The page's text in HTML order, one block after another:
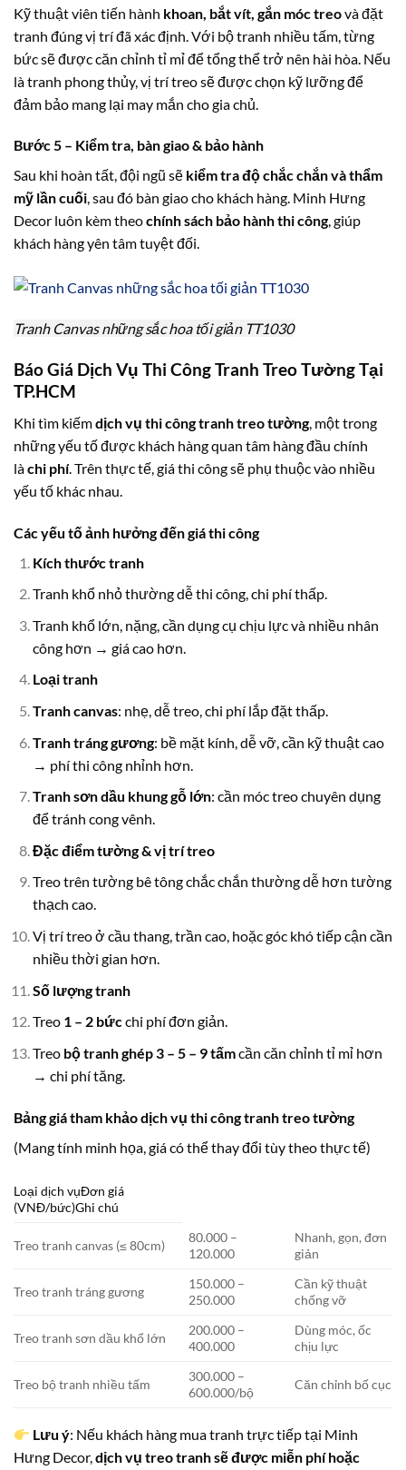
Kỹ thuật viên tiến hành khoan, bắt vít, gắn móc treovà đặt
tranh đúng vị trí đã xác định. Với bộ tranh nhiều tấm, từng
bức sẽ được căn chỉnh tỉ mỉ để tổng thể trở nên hài hòa. Nếu
là tranh phong thủy, vị trí treo sẽ được chọn kỹ lưỡng để
đảm bảo mang lại may mắn cho gia chủ.
Bước 5 – Kiểm tra, bàn giao & bảo hành
Sau khi hoàn tất, đội ngũ sẽ kiểm tra độ chắc chắn và thẩm
mỹ lần cuối, sau đó bàn giao cho khách hàng. Minh Hưng
Decor luôn kèm theochính sách bảo hành thi công, giúp
khách hàng yên tâm tuyệt đối.
Tranh Canvas những sắc hoa tối giản TT1030
Báo Giá Dịch Vụ Thi Công Tranh Treo Tường Tại
TP.HCM
Khi tìm kiếmdịch vụ thi công tranh treo tường, một trong
những yếu tố được khách hàng quan tâm hàng đầu chính
làchi phí. Trên thực tế, giá thi công sẽ phụ thuộc vào nhiều
yếu tố khác nhau.
Các yếu tố ảnh hưởng đến giá thi công
Kích thước tranh
Tranh khổ nhỏ thường dễ thi công, chi phí thấp.
Tranh khổ lớn, nặng, cần dụng cụ chịu lực và nhiều nhân
công hơn → giá cao hơn.
Loại tranh
Tranh canvas: nhẹ, dễ treo, chi phí lắp đặt thấp.
Tranh tráng gương: bề mặt kính, dễ vỡ, cần kỹ thuật cao
→ phí thi công nhỉnh hơn.
Tranh sơn dầu khung gỗ lớn: cần móc treo chuyên dụng
để tránh cong vênh.
Đặc điểm tường & vị trí treo
Treo trên tường bê tông chắc chắn thường dễ hơn tường
thạch cao.
Vị trí treo ở cầu thang, trần cao, hoặc góc khó tiếp cận cần
nhiều thời gian hơn.
Số lượng tranh
Treo 1 – 2 bứcchi phí đơn giản.
Treo bộ tranh ghép 3 – 5 – 9 tấmcần căn chỉnh tỉ mỉ hơn
→ chi phí tăng.
Bảng giá tham khảo dịch vụ thi công tranh treo tường
(Mang tính minh họa, giá có thể thay đổi tùy theo thực tế)
Loại dịch vụĐơn giá
(VNĐ/bức)Ghi chú
Treo tranh canvas (≤ 80cm)
80.000 –
120.000
Nhanh, gọn, đơn
giản
Treo tranh tráng gương
150.000 –
250.000
Cần kỹ thuật
chống vỡ
Treo tranh sơn dầu khổ lớn
200.000 –
400.000
Dùng móc, ốc
chịu lực
Treo bộ tranh nhiều tấm
300.000 –
600.000/bộ
Căn chỉnh bố cục
Lưu ý: Nếu khách hàng mua tranh trực tiếp tại Minh
Hưng Decor,dịch vụ treo tranh sẽ được miễn phí hoặc